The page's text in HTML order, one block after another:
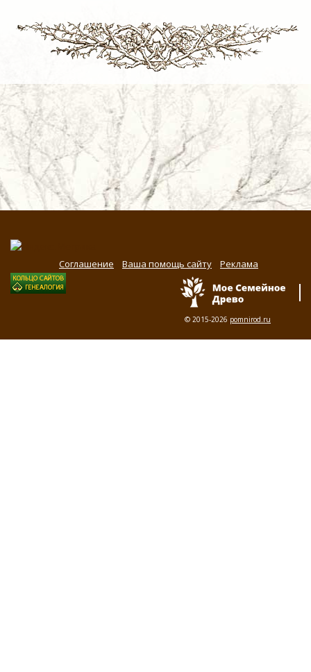
Соглашение Ваша помощь сайту Реклама
© 2015-2026 pomnirod.ru